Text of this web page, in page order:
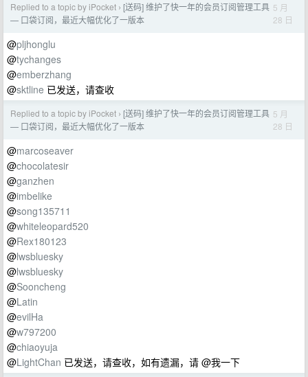
Replied to a topic by iPocket › [送码] 维护了快一年的会员订阅管理工具
— 口袋订阅，最近大幅优化了一版本
5 月
28 日
@pljhonglu
@tychanges
@emberzhang
@sktline 已发送，请查收
Replied to a topic by iPocket › [送码] 维护了快一年的会员订阅管理工具
— 口袋订阅，最近大幅优化了一版本
5 月
28 日
@marcoseaver
@chocolatesir
@ganzhen
@imbelike
@song135711
@whiteleopard520
@Rex180123
@lwsbluesky
@lwsbluesky
@Sooncheng
@Latin
@evilHa
@w797200
@chiaoyuja
@LightChan 已发送，请查收，如有遗漏，请 @我一下